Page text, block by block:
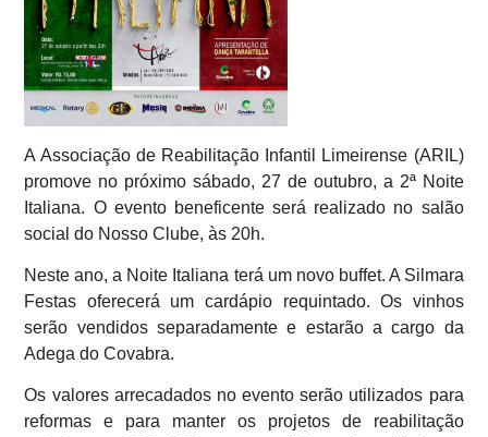
A Associação de Reabilitação Infantil Limeirense (ARIL)
promove no próximo sábado, 27 de outubro, a 2ª Noite
Italiana. O evento beneficente será realizado no salão
social do Nosso Clube, às 20h.
Neste ano, a Noite Italiana terá um novo buffet. A Silmara
Festas oferecerá um cardápio requintado. Os vinhos
serão vendidos separadamente e estarão a cargo da
Adega do Covabra.
Os valores arrecadados no evento serão utilizados para
reformas e para manter os projetos de reabilitação